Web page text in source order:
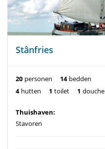
Stânfries
20 personen 14 bedden
4 hutten 1 toilet 1 douche
Thuishaven:
Stavoren